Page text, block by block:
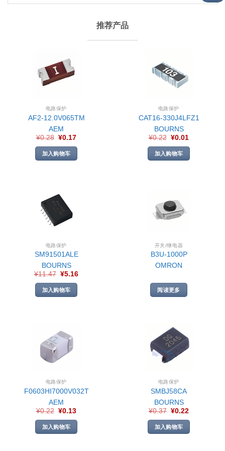
推荐产品
电路保护
AF2-12.0V065TM
AEM
¥0.28 ¥0.17
加入购物车
电路保护
CAT16-330J4LFZ1
BOURNS
¥0.22 ¥0.01
加入购物车
电路保护
SM91501ALE
BOURNS
¥11.47 ¥5.16
加入购物车
开关/继电器
B3U-1000P
OMRON
阅读更多
电路保护
F0603HI7000V032T
AEM
¥0.22 ¥0.13
加入购物车
电路保护
SMBJ58CA
BOURNS
¥0.37 ¥0.22
加入购物车